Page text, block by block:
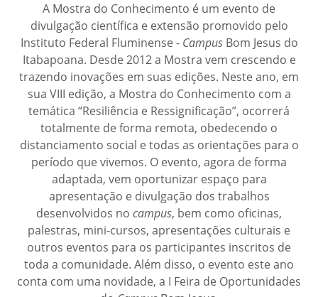
A Mostra do Conhecimento é um evento de
divulgação científica e extensão promovido pelo
Instituto Federal Fluminense - Campus Bom Jesus do
Itabapoana. Desde 2012 a Mostra vem crescendo e
trazendo inovações em suas edições. Neste ano, em
sua VIII edição, a Mostra do Conhecimento com a
temática “Resiliência e Ressignificação”, ocorrerá
totalmente de forma remota, obedecendo o
distanciamento social e todas as orientações para o
período que vivemos. O evento, agora de forma
adaptada, vem oportunizar espaço para
apresentação e divulgação dos trabalhos
desenvolvidos no campus, bem como oficinas,
palestras, mini-cursos, apresentações culturais e
outros eventos para os participantes inscritos de
toda a comunidade. Além disso, o evento este ano
conta com uma novidade, a I Feira de Oportunidades